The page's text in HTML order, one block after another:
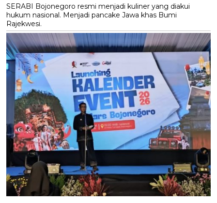
SERABI Bojonegoro resmi menjadi kuliner yang diakui
hukum nasional. Menjadi pancake Jawa khas Bumi
Rajekwesi.